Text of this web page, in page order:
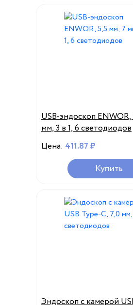
USB-эндоскоп
мм, 3 в 1, 6 светодиодов
Цена: 411.87 ₽
Купить
Эндоскоп с камерой